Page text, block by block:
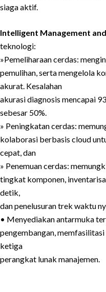
siaga aktif.
Intelligent Management
teknologi:
»Pemeliharaan cerdas:
pemulihan, serta mengelola
akurat. Kesalahan
akurasi diagnosis mencapai
sebesar 50%.
» Peningkatan cerdas:
kolaborasi berbasis cloud
cepat, dan
» Penemuan cerdas:
tingkat komponen,
detik,
dan penelusuran trek waktu
• Menyediakan antarmuka
pengembangan,
ketiga
perangkat lunak manajemen.